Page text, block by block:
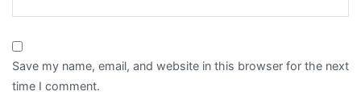
Save my name, email, and website in this browser for the next
time I comment.